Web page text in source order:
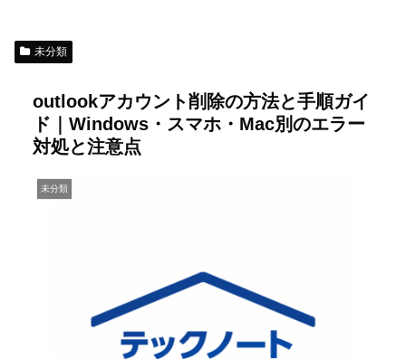
未分類
outlookアカウント削除の方法と手順ガイ
ド｜Windows・スマホ・Mac別のエラー
対処と注意点
未分類